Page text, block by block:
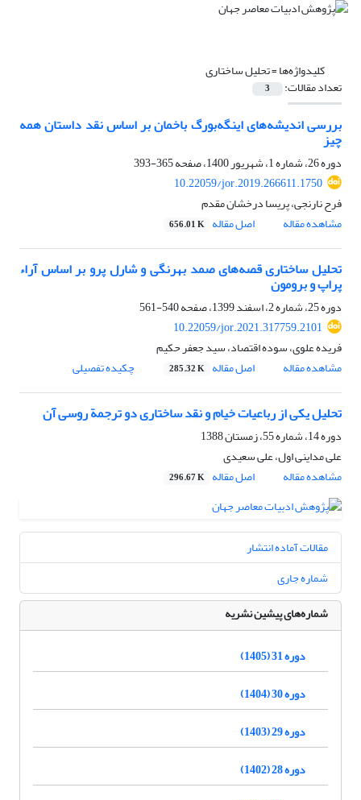
کلیدواژه‌ها =تحلیل ساختاری
تعداد مقالات: 3
بررسی اندیشه‌های اینگه‌بورگ باخمان بر اساس نقد داستان همه
چیز
دوره 26، شماره 1، شهریور 1400، صفحه
365-393
10.22059/jor.2019.266611.1750
فرح نارنجی، پریسا درخشان مقدم
مشاهده مقاله
اصل مقاله 656.01 K
تحلیل ساختاری قصه‌های صمد بهرنگی و شارل پرو بر اساس آراء
پراپ و برومون
دوره 25، شماره 2، اسفند 1399، صفحه
540-561
10.22059/jor.2021.317759.2101
فریده علوی، سوده اقتصاد، سید جعفر حکیم
مشاهده مقاله
اصل مقاله 285.32 K چکیده تفصیلی
تحلیل یکی از رباعیات خیام و نقد ساختاری دو ترجمة روسی آن
دوره 14، شماره 55، زمستان 1388
علی مداینی اول، علی سعیدی
مشاهده مقاله
اصل مقاله 296.67 K
مقالات آماده انتشار
شماره جاری
شماره‌های پیشین نشریه
دوره 31 (1405)
دوره 30 (1404)
دوره 29 (1403)
دوره 28 (1402)